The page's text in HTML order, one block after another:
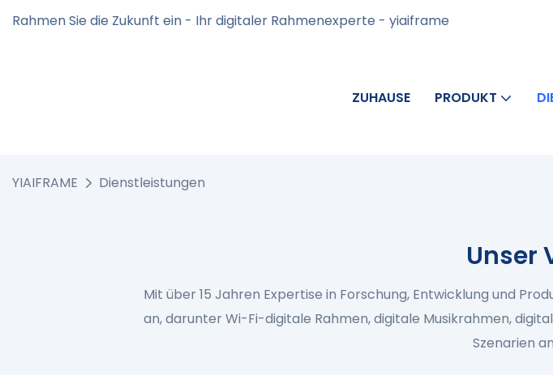
Rahmen Sie die Zukunft ein - Ihr digitaler Rahmenexperte - yiaiframe
ZUHAUSE PRODUKT
YIAIFRAME Dienstleistungen
Unser
Mit über 15 Jahren Expertise in Forschung, Entwicklung und
an, darunter Wi-Fi-digitale Rahmen, digitale Musikrahmen,
Szenarien